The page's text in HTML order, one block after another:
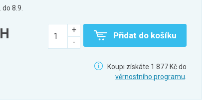
8.9.
Přidat do košíku
Koupi získáte 1 877 Kč do
věrnostního programu